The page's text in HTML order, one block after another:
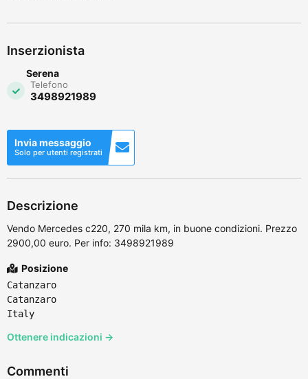
Inserzionista
Serena
Telefono
3498921989
Invia messaggio
Solo per utenti registrati
Descrizione
Vendo Mercedes c220, 270 mila km, in buone condizioni. Prezzo
2900,00 euro. Per info: 3498921989
Posizione
Catanzaro
Catanzaro
Italy
Ottenere indicazioni →
Commenti